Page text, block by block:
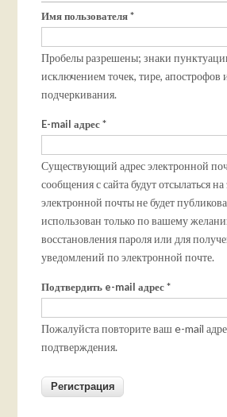
Имя пользователя*
Пробелы разрешены; знаки
исключением точек, тире, апострофов
подчеркивания.
E-mail адрес*
Существующий адрес электронной
сообщения с сайта будут отсылаться
электронной почты не будет
использован только по вашему
восстановления пароля или для
уведомлений по электронной почте.
Подтвердить e-mail адрес*
Пожалуйста повторите ваш e-mail
подтверждения.